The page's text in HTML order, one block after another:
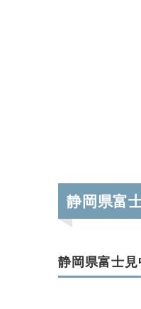
静岡県富
静岡県富士